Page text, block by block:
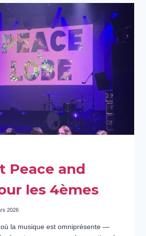
Peace and
les 4èmes
2026
la musique est omniprésente —